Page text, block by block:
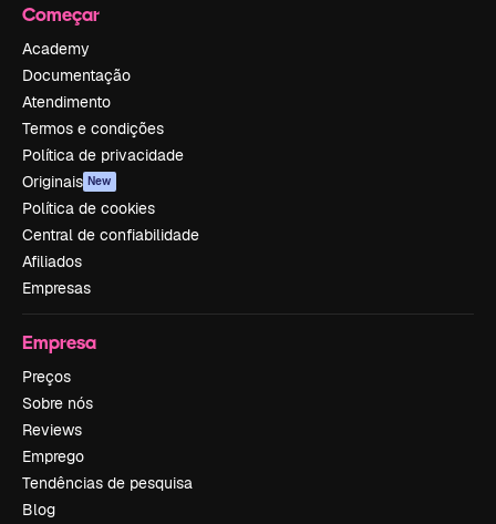
Começar
Academy
Documentação
Atendimento
Termos e condições
Política de privacidade
Originais New
Política de cookies
Central de confiabilidade
Afiliados
Empresas
Empresa
Preços
Sobre nós
Reviews
Emprego
Tendências de pesquisa
Blog